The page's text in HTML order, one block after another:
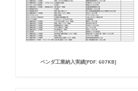
ベンダ工業納入実績[PDF: 607KB]